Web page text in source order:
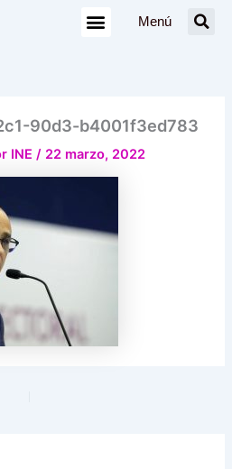
Menú
90d3-b4001f3ed783
INE/ 22 marzo, 2022